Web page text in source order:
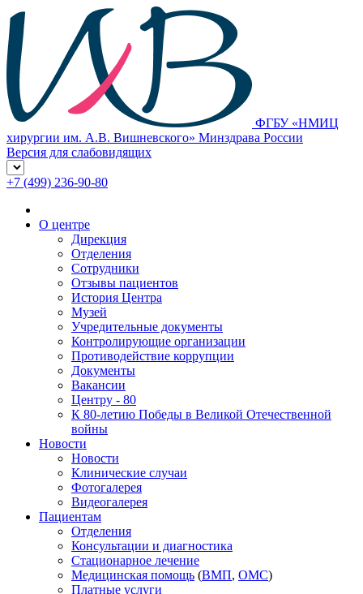
ФГБУ «НМИЦ
хирургии им. А.В. Вишневского» Минздрава России
Версия для слабовидящих
+7 (499) 236-90-80
О центре
Дирекция
Отделения
Сотрудники
Отзывы пациентов
История Центра
Музей
Учредительные документы
Контролирующие организации
Противодействие коррупции
Документы
Вакансии
Центру - 80
К 80-летию Победы в Великой Отечественной
войны
Новости
Новости
Клинические случаи
Фотогалерея
Видеогалерея
Пациентам
Отделения
Консультации и диагностика
Стационарное лечение
Медицинская помощь (ВМП, ОМС)
Платные услуги